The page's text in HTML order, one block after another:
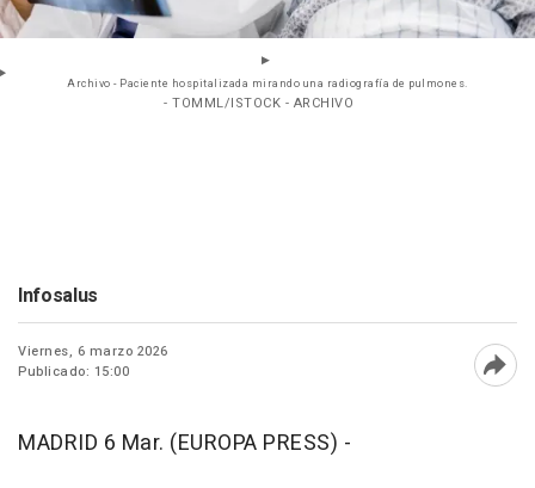
Archivo - Paciente hospitalizada mirando una radiografía de pulmones.
- TOMML/ISTOCK - ARCHIVO
Infosalus
Viernes, 6 marzo 2026
Publicado: 15:00
MADRID 6 Mar. (EUROPA PRESS) -